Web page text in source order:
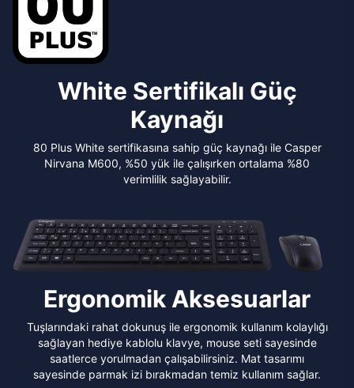
White Sertifikalı Güç
Kaynağı
80 Plus White sertifikasına sahip güç kaynağı ile Casper
Nirvana M600, %50 yük ile çalışırken ortalama %80
verimlilik sağlayabilir.
Ergonomik Aksesuarlar
Tuşlarındaki rahat dokunuş ile ergonomik kullanım kolaylığı
sağlayan hediye kablolu klavye, mouse seti sayesinde
saatlerce yorulmadan çalışabilirsiniz. Mat tasarımı
sayesinde parmak izi bırakmadan temiz kullanım sağlar.